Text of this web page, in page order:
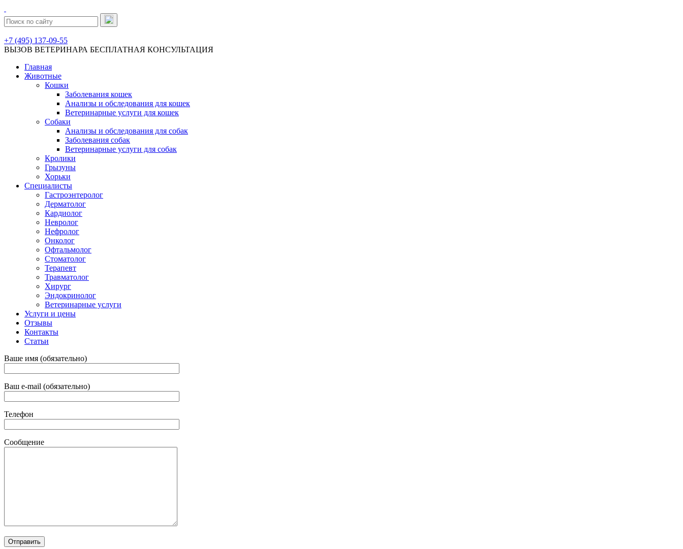
+7 (495) 137-09-55
ВЫЗОВ ВЕТЕРИНАРА БЕСПЛАТНАЯ КОНСУЛЬТАЦИЯ
Главная
Животные
Кошки
Заболевания кошек
Анализы и обследования для кошек
Ветеринарные услуги для кошек
Собаки
Анализы и обследования для собак
Заболевания собак
Ветеринарные услуги для собак
Кролики
Грызуны
Хорьки
Специалисты
Гастроэнтеролог
Дерматолог
Кардиолог
Невролог
Нефролог
Онколог
Офтальмолог
Стоматолог
Терапевт
Травматолог
Хирург
Эндокринолог
Ветеринарные услуги
Услуги и цены
Отзывы
Контакты
Статьи
Ваше имя (обязательно)
Ваш e-mail (обязательно)
Телефон
Сообщение